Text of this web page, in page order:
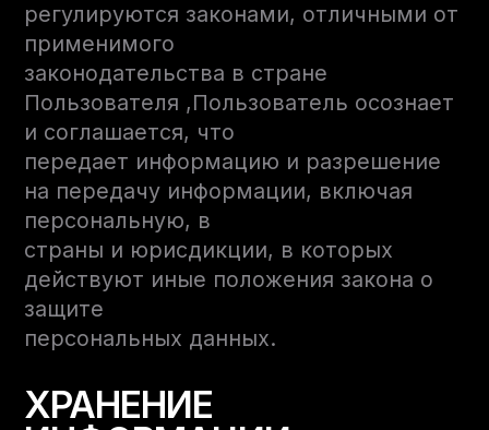
регулируются законами, отличными от
применимого
законодательства в стране
Пользователя ,Пользователь осознает
и соглашается, что
передает информацию и разрешение
на передачу информации, включая
персональную, в
страны и юрисдикции, в которых
действуют иные положения закона о
защите
персональных данных.
ХРАНЕНИЕ